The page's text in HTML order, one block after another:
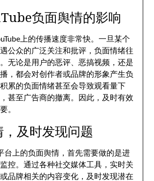
负面舆情的影响
上的传播速度非常快。一旦某个
公众的广泛关注和批评，负面情绪往
无论是用户的恶评、恶搞视频，还是
，都会对创作者或品牌的形象产生负
累的负面情绪甚至会导致观看量下
甚至广告商的撤离。因此，及时有效
。
，及时发现问题
台上的负面舆情，首先需要做的是进
控。通过各种社交媒体工具，实时关
品牌相关的内容变化，及时发现潜在